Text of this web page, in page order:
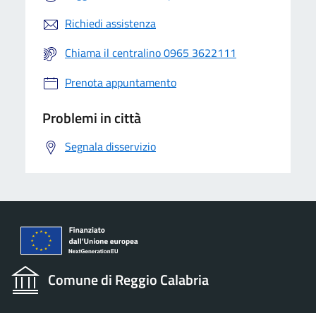
Richiedi assistenza
Chiama il centralino 0965 3622111
Prenota appuntamento
Problemi in città
Segnala disservizio
Comune di Reggio Calabria